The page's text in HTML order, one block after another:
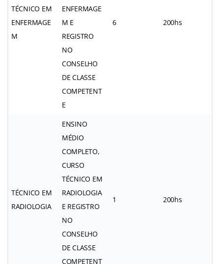
TÉCNICO EM
ENFERMAGE
M
ENFERMAGE
M E
REGISTRO
NO
CONSELHO
DE CLASSE
COMPETENT
E
6 200hs
TÉCNICO EM
RADIOLOGIA
ENSINO
MÉDIO
COMPLETO,
CURSO
TÉCNICO EM
RADIOLOGIA
E REGISTRO
NO
CONSELHO
DE CLASSE
COMPETENT
1 200hs